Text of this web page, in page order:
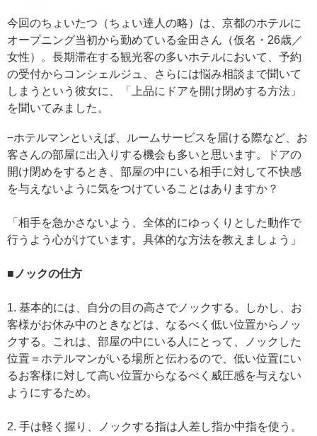
今回のちょいたつ（ちょい達人の略）は、京都のホテルに
オープニング当初から勤めている金田さん（仮名・26歳／
女性）。長期滞在する観光客の多いホテルにおいて、予約
の受付からコンシェルジュ、さらには悩み相談まで聞いて
しまうという彼女に、「上品にドアを開け閉めする方法」
を聞いてみました。
−ホテルマンといえば、ルームサービスを届ける際など、お
客さんの部屋に出入りする機会も多いと思います。ドアの
開け閉めをするとき、部屋の中にいる相手に対して不快感
を与えないように気をつけていることはありますか？
「相手を急かさないよう、全体的にゆっくりとした動作で
行うよう心がけています。具体的な方法を教えましょう」
■ノックの仕方
1. 基本的には、自分の目の高さでノックする。しかし、お
客様がお休み中のときなどは、なるべく低い位置からノッ
クする。これは、部屋の中にいる人にとって、ノックした
位置＝ホテルマンがいる場所と伝わるので、低い位置にい
るお客様に対して高い位置からなるべく威圧感を与えない
ようにするため。
2. 手は軽く握り、ノックする指は人差し指か中指を使う。